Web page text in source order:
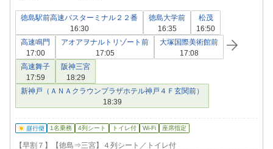
徳島駅前高速バスターミナル２２番
16:30
徳島大学前
16:35
松茂
16:50
高速鳴門
17:00
アオアヲナルトリゾート前
17:05
大塚国際美術館前
17:08
高速舞子
17:59
阪神三宮
18:29
新神戸（ＡＮＡクラウンプラザホテル神戸４Ｆ玄関前）
18:39
1名乗務 4列シート トイレ付 Wi-Fi 座席指定
【早割７】【徳島⇒三宮】４列シート／トイレ付